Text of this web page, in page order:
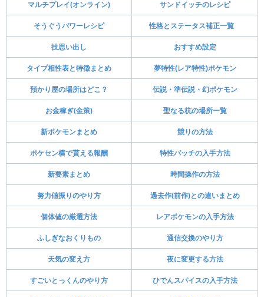
マルチプレイ(オンライン) サンドイッチのレシピ
そうぐうパワーレシピ 性格とステータス補正一覧
技思い出し おすすめ設定
タイプ相性表と特徴まとめ 夢特性(レア特性)ポケモン
預かり屋の場所はどこ？ 伝説・準伝説・幻ポケモン
お金稼ぎ(金策) 聖なる杭の場所一覧
新ポケモンまとめ 競りの方法
ポケセン横で貰える報酬 特性パッチの入手方法
新要素まとめ 時間操作の方法
努力値振りのやり方 過去作(前作)との違いまとめ
個体値の厳選方法 レアポケモンの入手方法
ふしぎなおくりもの 通信交換のやり方
天気の変え方 夜に変更する方法
すごいとっくんのやり方 ひでんスパイスの入手方法